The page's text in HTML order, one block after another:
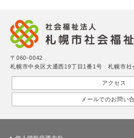
〒060-0042
札幌市中央区大通西19丁目1番1号 札幌市社
アクセス
メールでのお問い